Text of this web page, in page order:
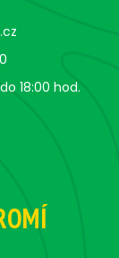
18:00 hod.